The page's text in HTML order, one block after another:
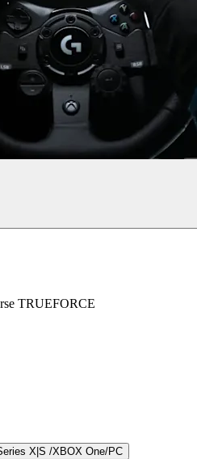
TRUEFORCE
X|S /XBOX One/PC